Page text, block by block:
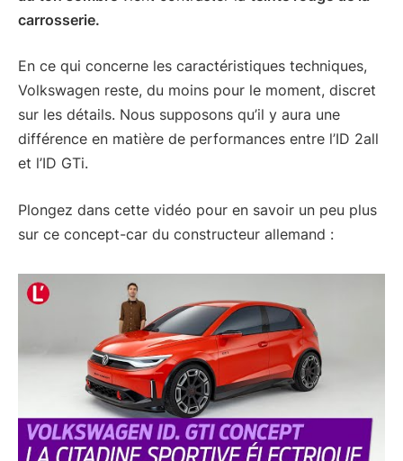
carrosserie.
En ce qui concerne les caractéristiques techniques,
Volkswagen reste, du moins pour le moment, discret
sur les détails. Nous supposons qu’il y aura une
différence en matière de performances entre l’ID 2all
et l’ID GTi.
Plongez dans cette vidéo pour en savoir un peu plus
sur ce concept-car du constructeur allemand :